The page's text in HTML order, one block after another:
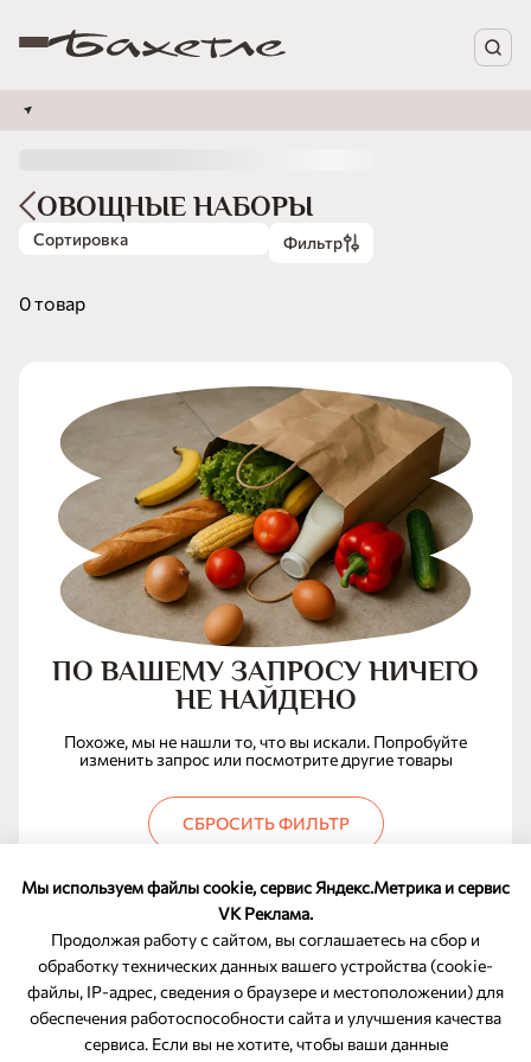
Мы используем файлы cookie, сервис Яндекс.Метрика и сервис
VK Реклама.
Продолжая работу с сайтом, вы соглашаетесь на сбор и
обработку технических данных вашего устройства (cookie-
файлы, IP-адрес, сведения о браузере и местоположении) для
обеспечения работоспособности сайта и улучшения качества
сервиса. Если вы не хотите, чтобы ваши данные
ОВОЩНЫЕ НАБОРЫ
Сортировка Фильтр
0 товар
ПО ВАШЕМУ ЗАПРОСУ НИЧЕГО
НЕ НАЙДЕНО
Похоже, мы не нашли то, что вы искали. Попробуйте
изменить запрос или посмотрите другие товары
СБРОСИТЬ ФИЛЬТР
ОБРАТНАЯ СВЯЗЬ
8-800-350-46-10